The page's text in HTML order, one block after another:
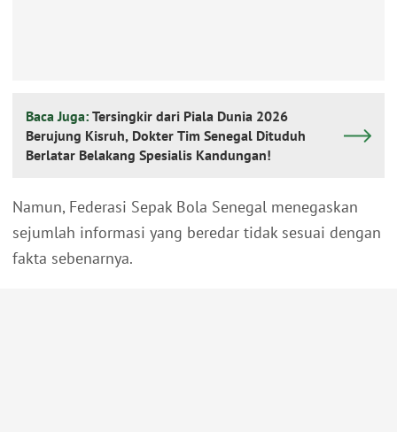
Baca Juga: Tersingkir dari Piala Dunia 2026
Berujung Kisruh, Dokter Tim Senegal Dituduh
Berlatar Belakang Spesialis Kandungan!
Namun, Federasi Sepak Bola Senegal menegaskan
sejumlah informasi yang beredar tidak sesuai dengan
fakta sebenarnya.